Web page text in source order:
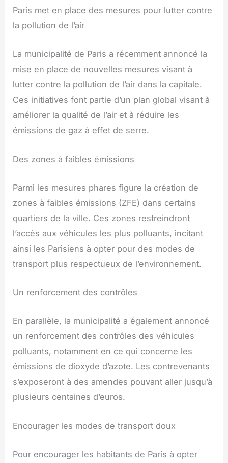
Paris met en place des mesures pour lutter contre
la pollution de l’air
La municipalité de Paris a récemment annoncé la
mise en place de nouvelles mesures visant à
lutter contre la pollution de l’air dans la capitale.
Ces initiatives font partie d’un plan global visant à
améliorer la qualité de l’air et à réduire les
émissions de gaz à effet de serre.
Des zones à faibles émissions
Parmi les mesures phares figure la création de
zones à faibles émissions (ZFE) dans certains
quartiers de la ville. Ces zones restreindront
l’accès aux véhicules les plus polluants, incitant
ainsi les Parisiens à opter pour des modes de
transport plus respectueux de l’environnement.
Un renforcement des contrôles
En parallèle, la municipalité a également annoncé
un renforcement des contrôles des véhicules
polluants, notamment en ce qui concerne les
émissions de dioxyde d’azote. Les contrevenants
s’exposeront à des amendes pouvant aller jusqu’à
plusieurs centaines d’euros.
Encourager les modes de transport doux
Pour encourager les habitants de Paris à opter